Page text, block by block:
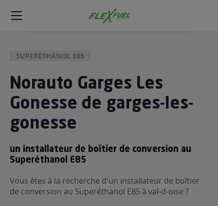
FlexFuel
Méga
le Décalaminage
garagiste
garagiste
SUPERÉTHANOL E85
Norauto Garges Les
Gonesse de garges-les-
gonesse
un installateur de boîtier de conversion au
Superéthanol E85
Vous êtes à la recherche d'un installateur de boîtier
de conversion au Superéthanol E85 à val-d-oise ?